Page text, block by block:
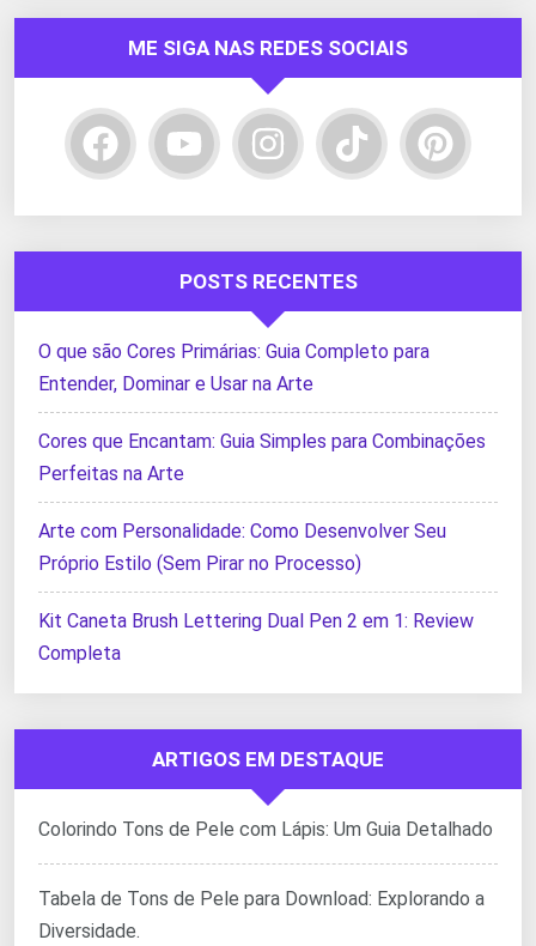
ME SIGA NAS REDES SOCIAIS
POSTS RECENTES
O que são Cores Primárias: Guia Completo para
Entender, Dominar e Usar na Arte
Cores que Encantam: Guia Simples para Combinações
Perfeitas na Arte
Arte com Personalidade: Como Desenvolver Seu
Próprio Estilo (Sem Pirar no Processo)
Kit Caneta Brush Lettering Dual Pen 2 em 1: Review
Completa
ARTIGOS EM DESTAQUE
Colorindo Tons de Pele com Lápis: Um Guia Detalhado
Tabela de Tons de Pele para Download: Explorando a
Diversidade.